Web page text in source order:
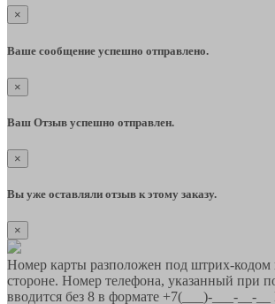
×
Ваше сообщение успешно отправлено.
×
Ваш Отзыв успешно отправлен.
×
Вы уже оставляли отзыв к этому заказу.
×
Номер карты разположен под штрих-кодом
стороне. Номер телефона, указанный при
вводится без 8 в формате +7(___)-___-__-__